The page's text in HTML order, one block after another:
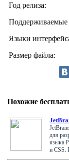
Год релиза:
Языки
Размер файла:
Похожие
для
языка
и CSS.